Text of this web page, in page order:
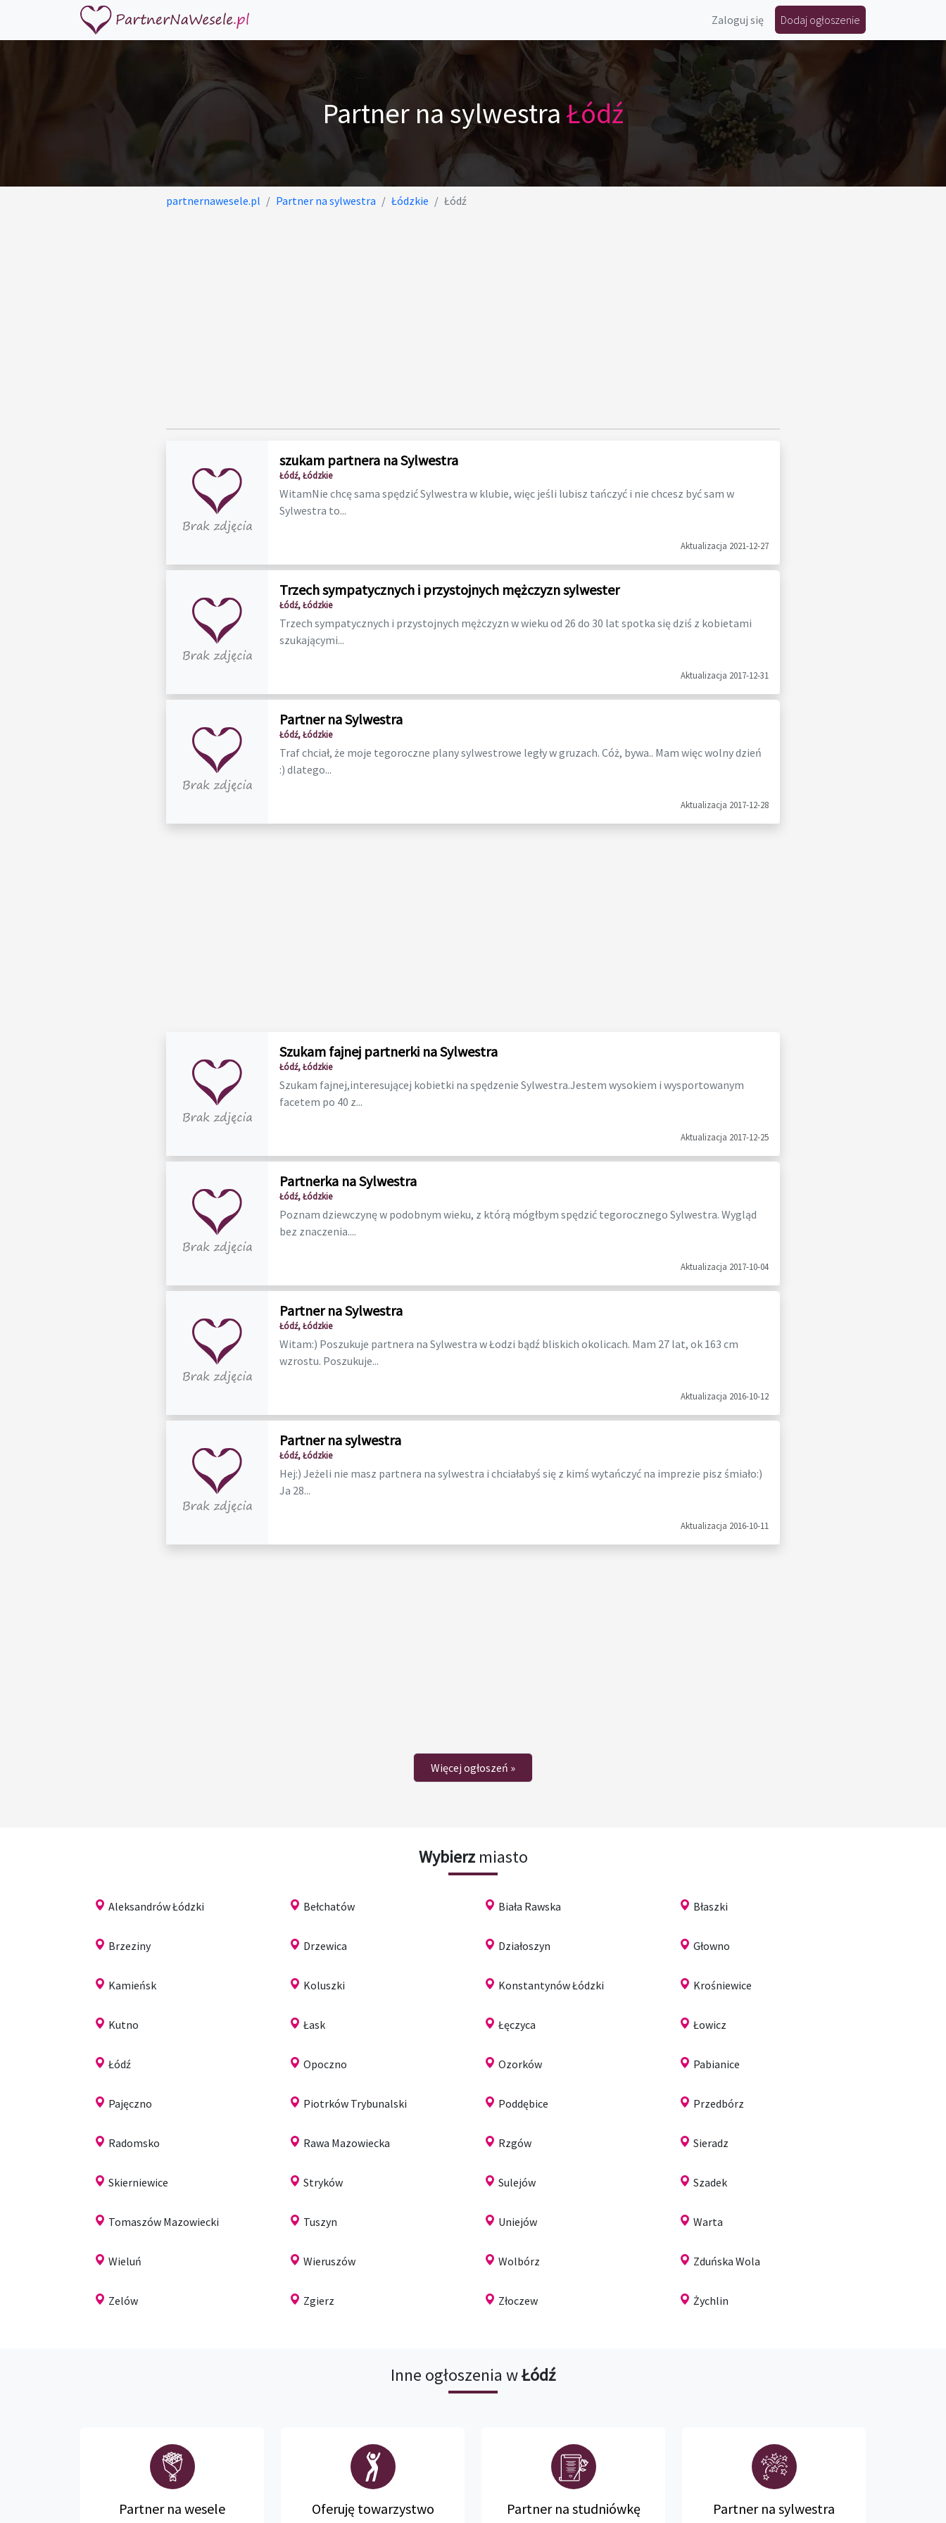
Zaloguj się Dodaj ogłoszenie
Partner na sylwestra Łódź
partnernawesele.pl Partner na sylwestra Łódzkie Łódź
szukam partnera na Sylwestra
Łódź, Łódzkie
WitamNie chcę sama spędzić Sylwestra w klubie, więc jeśli lubisz tańczyć i nie chcesz być sam w
Sylwestra to...
Aktualizacja 2021-12-27
Trzech sympatycznych i przystojnych mężczyzn sylwester
Łódź, Łódzkie
Trzech sympatycznych i przystojnych mężczyzn w wieku od 26 do 30 lat spotka się dziś z kobietami
szukającymi...
Aktualizacja 2017-12-31
Partner na Sylwestra
Łódź, Łódzkie
Traf chciał, że moje tegoroczne plany sylwestrowe legły w gruzach. Cóż, bywa.. Mam więc wolny dzień
:) dlatego...
Aktualizacja 2017-12-28
Szukam fajnej partnerki na Sylwestra
Łódź, Łódzkie
Szukam fajnej,interesującej kobietki na spędzenie Sylwestra.Jestem wysokiem i wysportowanym
facetem po 40 z...
Aktualizacja 2017-12-25
Partnerka na Sylwestra
Łódź, Łódzkie
Poznam dziewczynę w podobnym wieku, z którą mógłbym spędzić tegorocznego Sylwestra. Wygląd
bez znaczenia....
Aktualizacja 2017-10-04
Partner na Sylwestra
Łódź, Łódzkie
Witam:) Poszukuje partnera na Sylwestra w Łodzi bądź bliskich okolicach. Mam 27 lat, ok 163 cm
wzrostu. Poszukuje...
Aktualizacja 2016-10-12
Partner na sylwestra
Łódź, Łódzkie
Hej:) Jeżeli nie masz partnera na sylwestra i chciałabyś się z kimś wytańczyć na imprezie pisz śmiało:)
Ja 28...
Aktualizacja 2016-10-11
Więcej ogłoszeń »
Wybierzmiasto
Aleksandrów Łódzki Bełchatów Biała Rawska Błaszki
Brzeziny Drzewica Działoszyn Głowno
Kamieńsk Koluszki Konstantynów Łódzki Krośniewice
Kutno Łask Łęczyca Łowicz
Łódź Opoczno Ozorków Pabianice
Pajęczno Piotrków Trybunalski Poddębice Przedbórz
Radomsko Rawa Mazowiecka Rzgów Sieradz
Skierniewice Stryków Sulejów Szadek
Tomaszów Mazowiecki Tuszyn Uniejów Warta
Wieluń Wieruszów Wolbórz Zduńska Wola
Zelów Zgierz Złoczew Żychlin
Inne ogłoszenia wŁódź
Partner na wesele Oferuję towarzystwo Partner na studniówkę Partner na sylwestra